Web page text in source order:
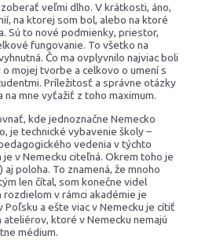
veľmi dlho. V krátkosti, áno,
na ktorej som bol, alebo na ktoré
Sú to nové podmienky, priestor,
fungovanie. To všetko na
Čo ma ovplyvnilo najviac boli
mojej tvorbe a celkovo o umení s
Príležitosť a správne otázky
mne vyťažiť z toho maximum.
kde jednoznačne Nemecko
je technické vybavenie školy –
vedenia v týchto
v Nemecku citeľná. Okrem toho je
poloha. To znamená, že mnoho
len čítal, som konečne videl
rozdielom v rámci akadémie je
a ešte viac v Nemecku je cítiť
ktoré v Nemecku nemajú
médium.